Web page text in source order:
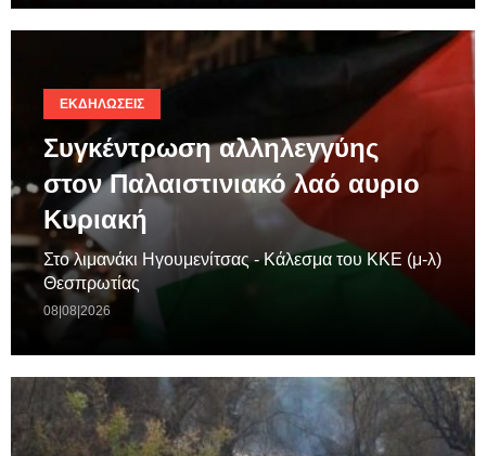
ΕΚΔΗΛΏΣΕΙΣ
Συγκέντρωση αλληλεγγύης
στον Παλαιστινιακό λαό αυριο
Κυριακή
Στο λιμανάκι Ηγουμενίτσας - Κάλεσμα του ΚΚΕ (μ-λ)
Θεσπρωτίας
08|08|2026